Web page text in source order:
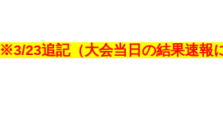
※3/23追記（大会当日の結果速報